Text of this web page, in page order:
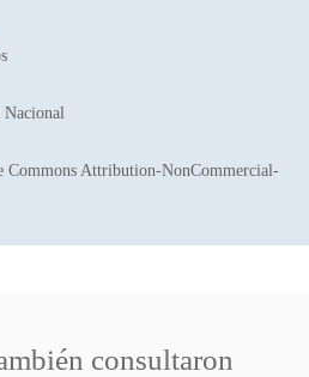
Nacional
Commons Attribution-NonCommercial-
consultaron